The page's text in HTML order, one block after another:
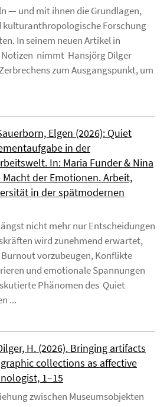
— und mit ihnen die Grundlagen,
kulturanthropologische Forschung
In seinem neuen Artikel in
nimmt Hansjörg Dilger
zum Ausgangspunkt, um
Elgen (2026): Quiet
in der
In: Maria Funder & Nina
Macht der Emotionen. Arbeit,
in der spätmodernen
nicht mehr nur Entscheidungen
wird zunehmend erwartet,
Burnout vorzubeugen, Konflikte
und emotionale Spannungen
Phänomen des Quiet
...
H. (2026). Bringing artifacts
collections as affective
1–15
zwischen Museumsobjekten